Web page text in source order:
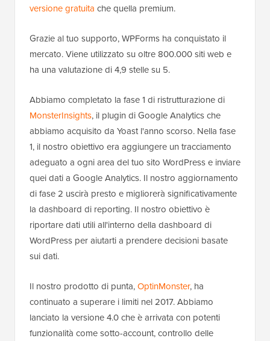
versione gratuita che quella premium.
Grazie al tuo supporto, WPForms ha conquistato il
mercato. Viene utilizzato su oltre 800.000 siti web e
ha una valutazione di 4,9 stelle su 5.
Abbiamo completato la fase 1 di ristrutturazione di
MonsterInsights, il plugin di Google Analytics che
abbiamo acquisito da Yoast l'anno scorso. Nella fase
1, il nostro obiettivo era aggiungere un tracciamento
adeguato a ogni area del tuo sito WordPress e inviare
quei dati a Google Analytics. Il nostro aggiornamento
di fase 2 uscirà presto e migliorerà significativamente
la dashboard di reporting. Il nostro obiettivo è
riportare dati utili all'interno della dashboard di
WordPress per aiutarti a prendere decisioni basate
sui dati.
Il nostro prodotto di punta,OptinMonster, ha
continuato a superare i limiti nel 2017. Abbiamo
lanciato la versione 4.0 che è arrivata con potenti
funzionalità come sotto-account, controllo delle